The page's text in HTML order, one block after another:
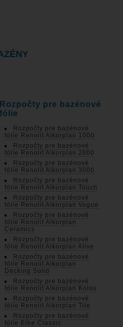
Rozpočty pre bazénové
fólie
Rozpočty pre bazénové
fólie Renolit Alkorplan 1000
Rozpočty pre bazénové
fólie Renolit Alkorplan 2000
Rozpočty pre bazénové
fólie Renolit Alkorplan 3000
Rozpočty pre bazénové
fólie Renolit Alkorplan Touch
Rozpočty pre bazénové
fólie Renolit Alkorplan Vogue
Rozpočty pre bazénové
fólie Renolit Alkorplan
Ceramics
Rozpočty pre bazénové
fólie Renolit Alkorplan Alive
Rozpočty pre bazénové
fólie Renolit Alkorplan
Decking Solid
Rozpočty pre bazénové
fólie Renolit Alkorplan Kolos
Rozpočty pre bazénové
fólie Renolit Alkorplan Tile
Rozpočty pre bazénové
fólie Elbe Classic